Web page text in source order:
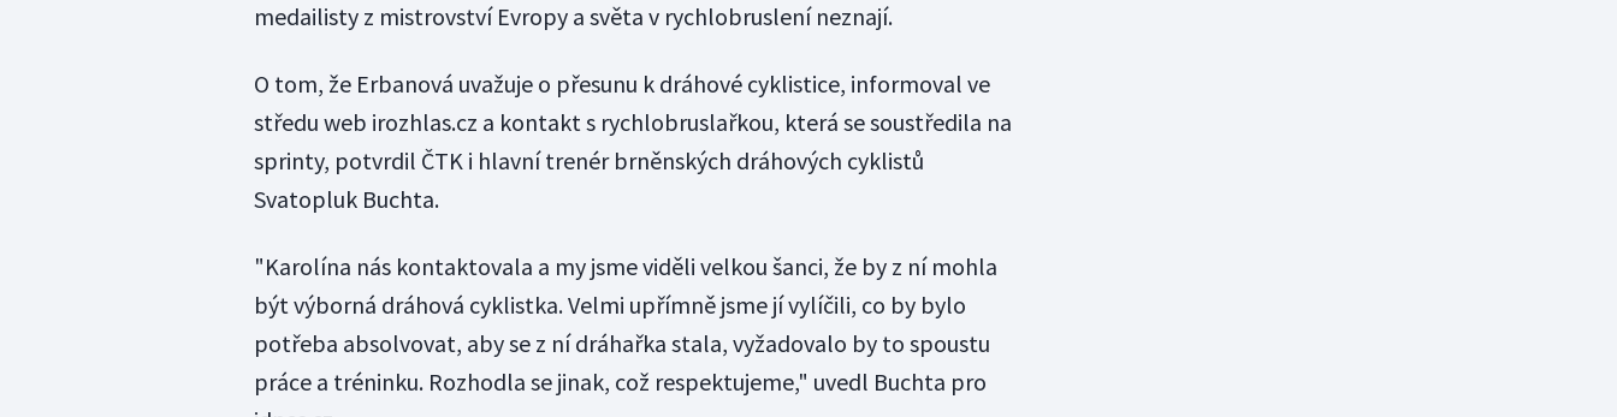
medailisty z mistrovství Evropy a světa v rychlobruslení neznají.
O tom, že Erbanová uvažuje o přesunu k dráhové cyklistice, informoval ve
středu web irozhlas.cz a kontakt s rychlobruslařkou, která se soustředila na
sprinty, potvrdil ČTK i hlavní trenér brněnských dráhových cyklistů
Svatopluk Buchta.
"Karolína nás kontaktovala a my jsme viděli velkou šanci, že by z ní mohla
být výborná dráhová cyklistka. Velmi upřímně jsme jí vylíčili, co by bylo
potřeba absolvovat, aby se z ní dráhařka stala, vyžadovalo by to spoustu
práce a tréninku. Rozhodla se jinak, což respektujeme," uvedl Buchta pro